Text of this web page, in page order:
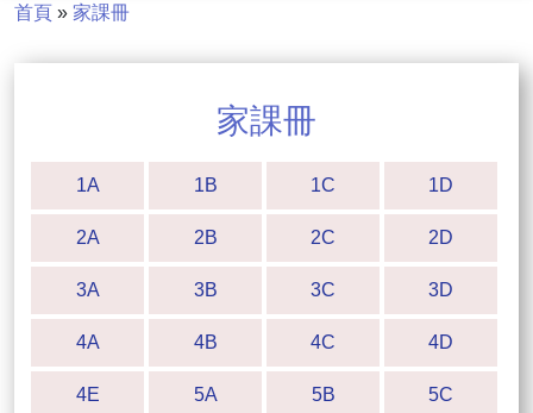
首頁 » 家課冊
家課冊
1A 1B 1C 1D
2A 2B 2C 2D
3A 3B 3C 3D
4A 4B 4C 4D
4E 5A 5B 5C